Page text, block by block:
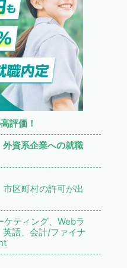
評価！
外資系企業への就職
区町村の許可が出
ケティング、Webラ
語、会計/ファイナ